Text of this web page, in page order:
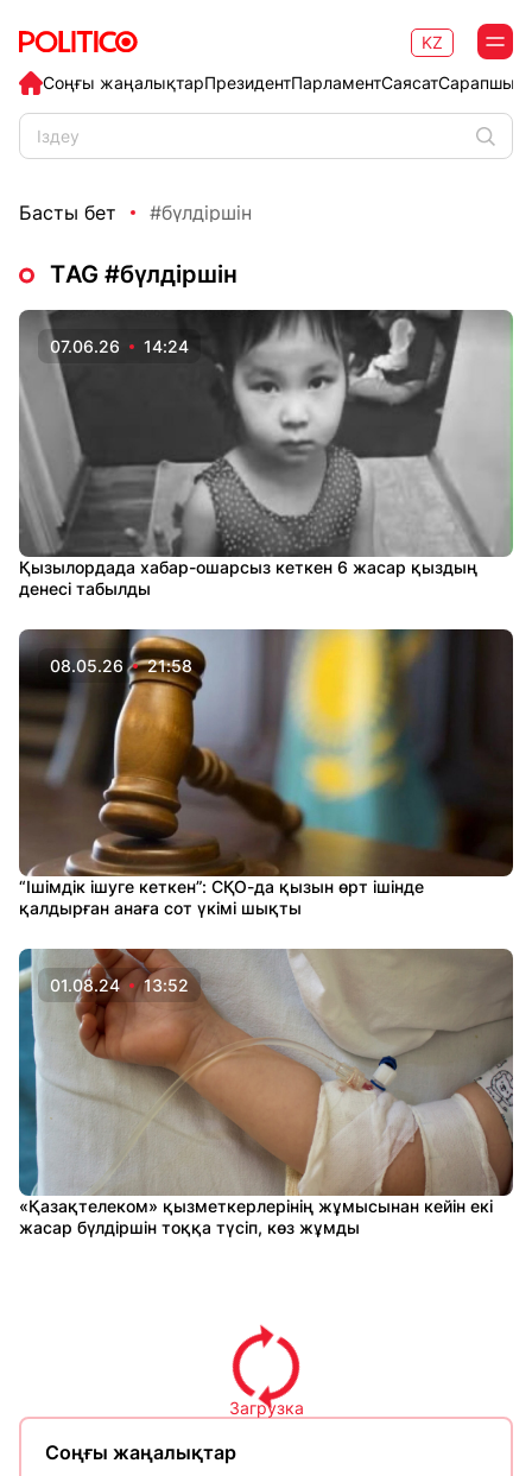
Соңғы жаңалықтарПрезидентПарламентСаясат
KZ
Басты бет #бүлдіршін
ТAG #бүлдіршін
07.06.26 14:24
Қызылордада хабар-ошарсыз кеткен 6 жасар қыздың
денесі табылды
08.05.26 21:58
“Ішімдік ішуге кеткен”: СҚО-да қызын өрт ішінде
қалдырған анаға сот үкімі шықты
01.08.24 13:52
«Қазақтелеком» қызметкерлерінің жұмысынан кейін екі
жасар бүлдіршін тоққа түсіп, көз жұмды
Загрузка
Соңғы жаңалықтар